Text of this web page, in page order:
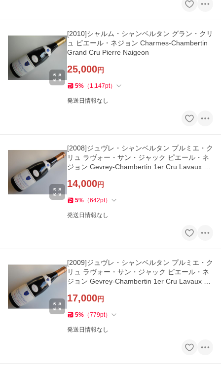
[2010]シャルム・シャンベルタン グラン・クリ
ュ ピエール・ネジョン Charmes-Chambertin
Grand Cru Pierre Naigeon
25,000円
5% （ 1,147pt）
発送日情報なし
[2008]ジュヴレ・シャンベルタン プルミエ・ク
リュ ラヴォー・サン・ジャック ピエール・ネ
ジョン Gevrey-Chambertin 1er Cru Lavaux St
14,000円
5% （642pt）
発送日情報なし
[2009]ジュヴレ・シャンベルタン プルミエ・ク
リュ ラヴォー・サン・ジャック ピエール・ネ
ジョン Gevrey-Chambertin 1er Cru Lavaux St
17,000円
5% （779pt）
発送日情報なし